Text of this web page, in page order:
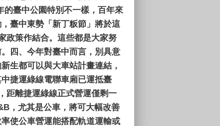
的臺中公園特別不一樣，百年來
臺中東勢「新丁粄節」將於這
政策作結合。這些都是大家努
四、 今年對臺中而言，別具意
生都可以與大車站計畫連結，
捷運綠線電聯車廂已運抵臺
距離捷運綠線正式營運僅剩一
，尤其是公車，將可大幅改善
使公車營運能搭配軌道運輸或